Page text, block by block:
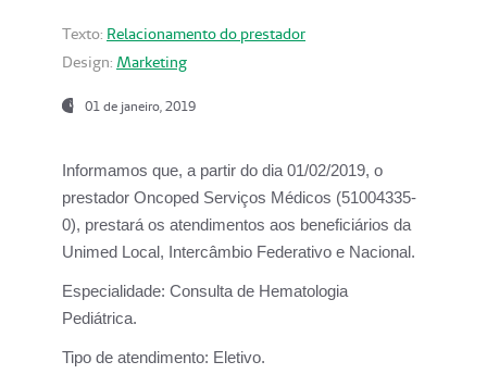
Texto: Relacionamento do prestador
Design: Marketing
01 de janeiro, 2019
Informamos que, a partir do dia 01/02/2019, o
prestador Oncoped Serviços Médicos (51004335-
0), prestará os atendimentos aos beneficiários da
Unimed Local, Intercâmbio Federativo e Nacional.
Especialidade: Consulta de Hematologia
Pediátrica.
Tipo de atendimento: Eletivo.